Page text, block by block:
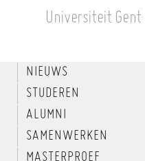
Universiteit Gent
NIEUWS
STUDEREN
ALUMNI
SAMENWERKEN
MASTERPROEF